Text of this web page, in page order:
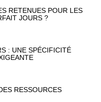
RETENUES POUR LES
JOURS ?
: UNE SPÉCIFICITÉ
RESSOURCES